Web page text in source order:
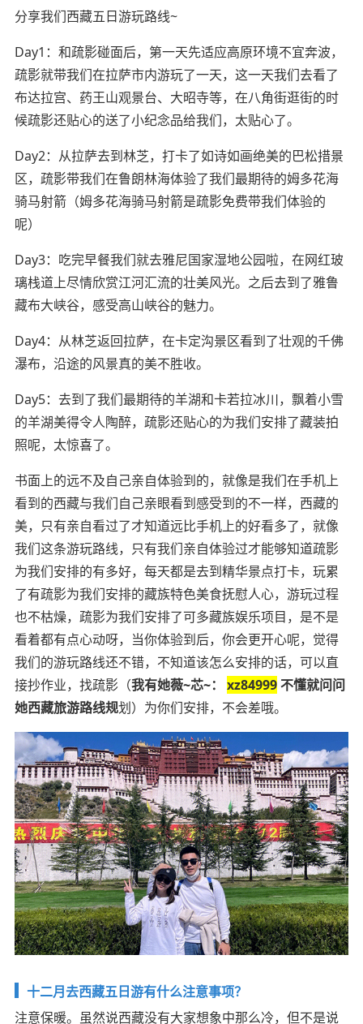
分享我们西藏五日游玩路线~
Day1：和疏影碰面后，第一天先适应高原环境不宜奔波，
疏影就带我们在拉萨市内游玩了一天，这一天我们去看了
布达拉宫、药王山观景台、大昭寺等，在八角街逛街的时
候疏影还贴心的送了小纪念品给我们，太贴心了。
Day2：从拉萨去到林芝，打卡了如诗如画绝美的巴松措景
区，疏影带我们在鲁朗林海体验了我们最期待的姆多花海
骑马射箭（姆多花海骑马射箭是疏影免费带我们体验的
呢）
Day3：吃完早餐我们就去雅尼国家湿地公园啦，在网红玻
璃栈道上尽情欣赏江河汇流的壮美风光。之后去到了雅鲁
藏布大峡谷，感受高山峡谷的魅力。
Day4：从林芝返回拉萨，在卡定沟景区看到了壮观的千佛
瀑布，沿途的风景真的美不胜收。
Day5：去到了我们最期待的羊湖和卡若拉冰川，飘着小雪
的羊湖美得令人陶醉，疏影还贴心的为我们安排了藏装拍
照呢，太惊喜了。
书面上的远不及自己亲自体验到的，就像是我们在手机上
看到的西藏与我们自己亲眼看到感受到的不一样，西藏的
美，只有亲自看过了才知道远比手机上的好看多了，就像
我们这条游玩路线，只有我们亲自体验过才能够知道疏影
为我们安排的有多好，每天都是去到精华景点打卡，玩累
了有疏影为我们安排的藏族特色美食抚慰人心，游玩过程
也不枯燥，疏影为我们安排了可多藏族娱乐项目，是不是
看着都有点心动呀，当你体验到后，你会更开心呢，觉得
我们的游玩路线还不错，不知道该怎么安排的话，可以直
接抄作业，找疏影（我有她薇~芯~： xz84999不懂就问问
她西藏旅游路线规划）为你们安排，不会差哦。
十二月去西藏五日游有什么注意事项？
注意保暖。虽然说西藏没有大家想象中那么冷，但不是说